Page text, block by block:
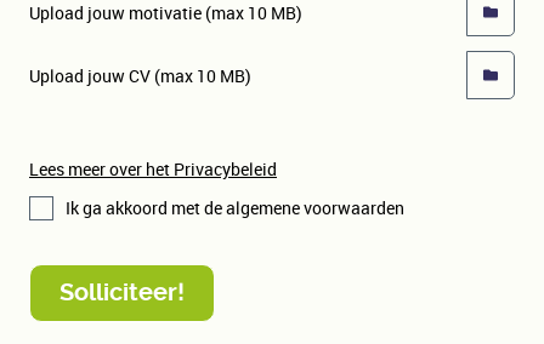
Lees meer over het Privacybeleid
Ik ga akkoord met de algemene voorwaarden
Solliciteer!